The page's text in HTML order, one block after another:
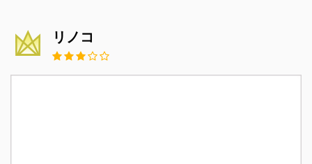
リノコ